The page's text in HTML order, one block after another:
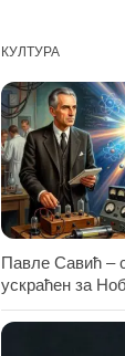
КУЛТУРА
Павле Савић –
ускраћен за